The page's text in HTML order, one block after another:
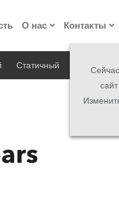
О нас
о компании
Сделано в Европе
история
Контакты
Статичный iSeries